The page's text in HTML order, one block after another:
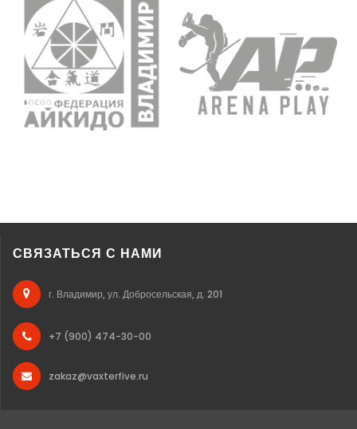
СВЯЗАТЬСЯ С НАМИ
г. Владимир, ул. Добросельская, д. 201
+7 (900) 474-30-00
zakaz@vaxterfive.ru